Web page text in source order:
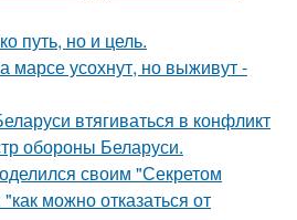
путь, но и цель.
усохнут, но выживут -
втягиваться в конфликт
обороны Беларуси.
своим "Секретом
можно отказаться от